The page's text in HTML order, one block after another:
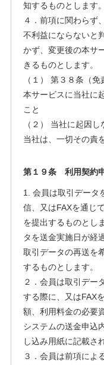
知するものとします。
４．前項に関わらず
不利益にならないと
かず、変更後の本サ
きるものとします。
（１） 第３８条（
本サービスに当社に
こと
（２） 当社に起因
当社は、一切その責
第１９条 利用契約
1. 会員は取引データ
信、又はFAXを通じ
を提出するものとし
タを送金実施日が経
取引データの再送を
するものとします。
２．会員は取引デー
する際に、又はFAX
額、利用料金の必要
システムの送金申込
し込み用紙に記載さ
３．会員は前項によ